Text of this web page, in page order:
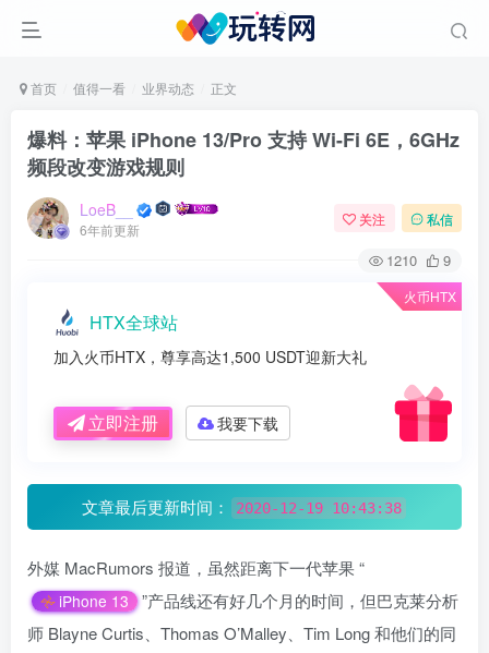
首页 值得一看 业界动态 正文
爆料：苹果 iPhone 13/Pro 支持 Wi-Fi 6E，6GHz
频段改变游戏规则
LoeB__
6年前更新
关注 私信
1210 9
火币HTX
HTX全球站
加入火币HTX，尊享高达1,500 USDT迎新大礼
立即注册 我要下载
文章最后更新时间： 2020-12-19 10:43:38
外媒 MacRumors 报道，虽然距离下一代苹果 “
iPhone 13
”产品线还有好几个月的时间，但巴克莱分析
师 Blayne Curtis、Thomas O’Malley、Tim Long 和他们的同